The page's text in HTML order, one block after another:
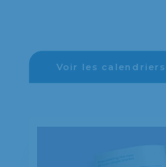
Voir les calendriers